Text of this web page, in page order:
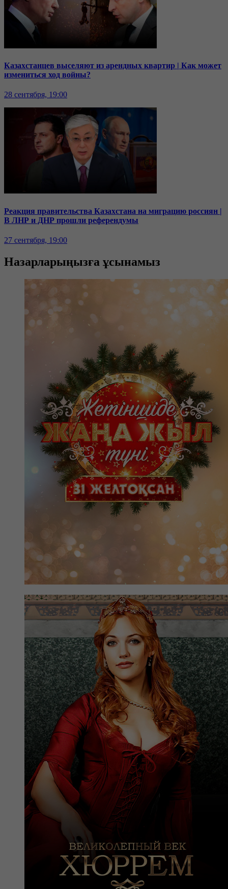
Казахстанцев выселяют из арендных квартир | Как может
измениться ход войны?
28 сентября, 19:00
Реакция правительства Казахстана на миграцию россиян |
В ЛНР и ДНР прошли референдумы
27 сентября, 19:00
Назарларыңызға ұсынамыз